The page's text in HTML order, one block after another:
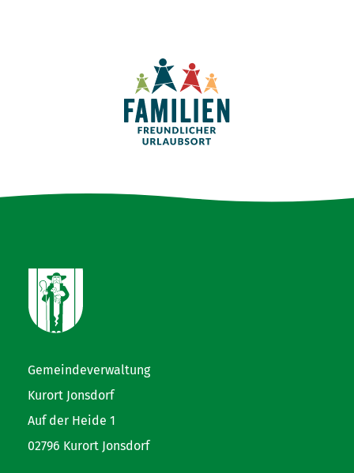
Gemeindeverwaltung
Kurort Jonsdorf
Auf der Heide 1
02796 Kurort Jonsdorf